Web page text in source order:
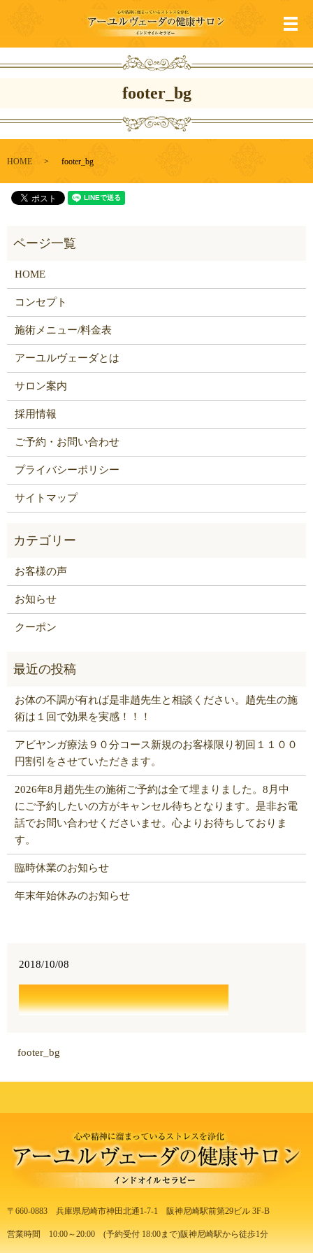
メ
footer_bg
HOME footer_bg
HOME
コンセプト
施術メニュー/料金表
アーユルヴェーダとは
サロン案内
採用情報
ご予約・お問い合わせ
プライバシーポリシー
サイトマップ
お客様の声
お知らせ
クーポン
お体の不調が有れば是非趙先生と相談ください。趙先生の施
術は１回で効果を実感！！！
アビヤンガ療法９０分コース新規のお客様限り初回１１００
円割引をさせていただきます。
2026年8月趙先生の施術ご予約は全て埋まりました。8月中
にご予約したいの方がキャンセル待ちとなります。是非お電
話でお問い合わせくださいませ。心よりお待ちしておりま
す。
臨時休業のお知らせ
年末年始休みのお知らせ
2018/10/08
footer_bg
〒660-0883 兵庫県尼崎市神田北通1-7-1 阪神尼崎駅前第29ビル 3F-B
営業時間 10:00～20:00 (予約受付 18:00まで)阪神尼崎駅から徒歩1分